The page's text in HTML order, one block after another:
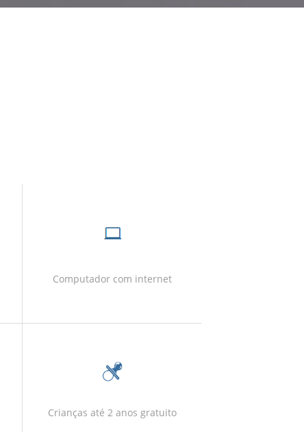
Computador com internet
Crianças até 2 anos gratuito